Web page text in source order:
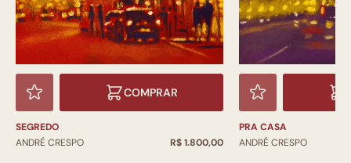
COMPRAR
SEGREDO
ANDRÉ CRESPO
R$ 1.800,00
PRA CASA
ANDRÉ CRESPO